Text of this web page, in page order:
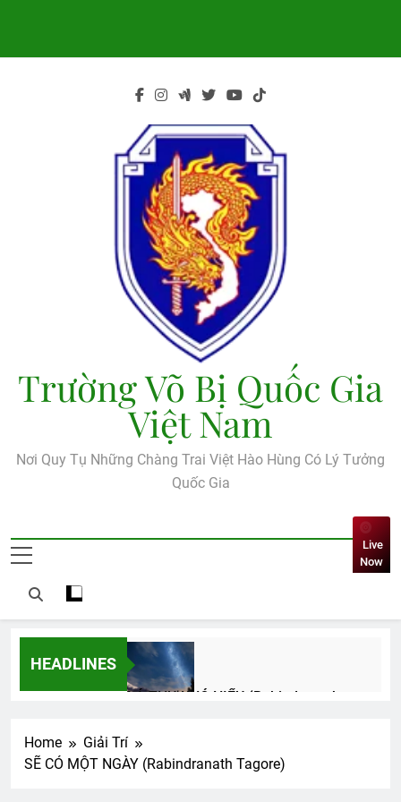
Trường Võ Bị Quốc Gia
Việt Nam
Nơi Quy Tụ Những Chàng Trai Việt Hào Hùng Có Lý Tưởng
Quốc Gia
Live
Now
HEADLINES
LÁ THƯ KHÓ HIỂU (Rabindranath
3 Years Ago
Home
Giải Trí
SẼ CÓ MỘT NGÀY (Rabindranath Tagore)